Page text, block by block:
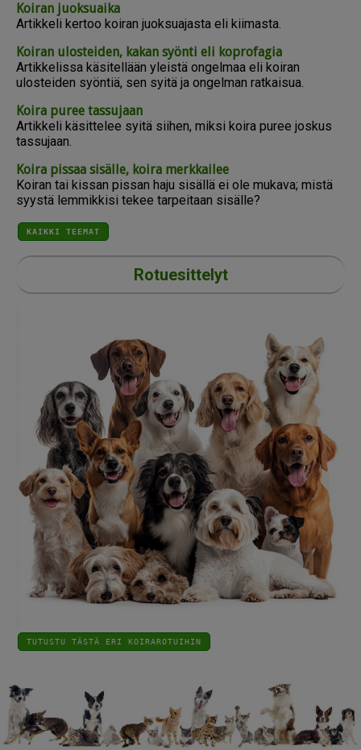
Koiran juoksuaika
Artikkeli kertoo koiran juoksuajasta eli kiimasta.
Koiran ulosteiden, kakan syönti eli koprofagia
Artikkelissa käsitellään yleistä ongelmaa eli koiran
ulosteiden syöntiä, sen syitä ja ongelman ratkaisua.
Koira puree tassujaan
Artikkeli käsittelee syitä siihen, miksi koira puree joskus
tassujaan.
Koira pissaa sisälle, koira merkkailee
Koiran tai kissan pissan haju sisällä ei ole mukava; mistä
syystä lemmikkisi tekee tarpeitaan sisälle?
KAIKKI TEEMAT
Rotuesittelyt
TUTUSTU TÄSTÄ ERI KOIRAROTUIHIN